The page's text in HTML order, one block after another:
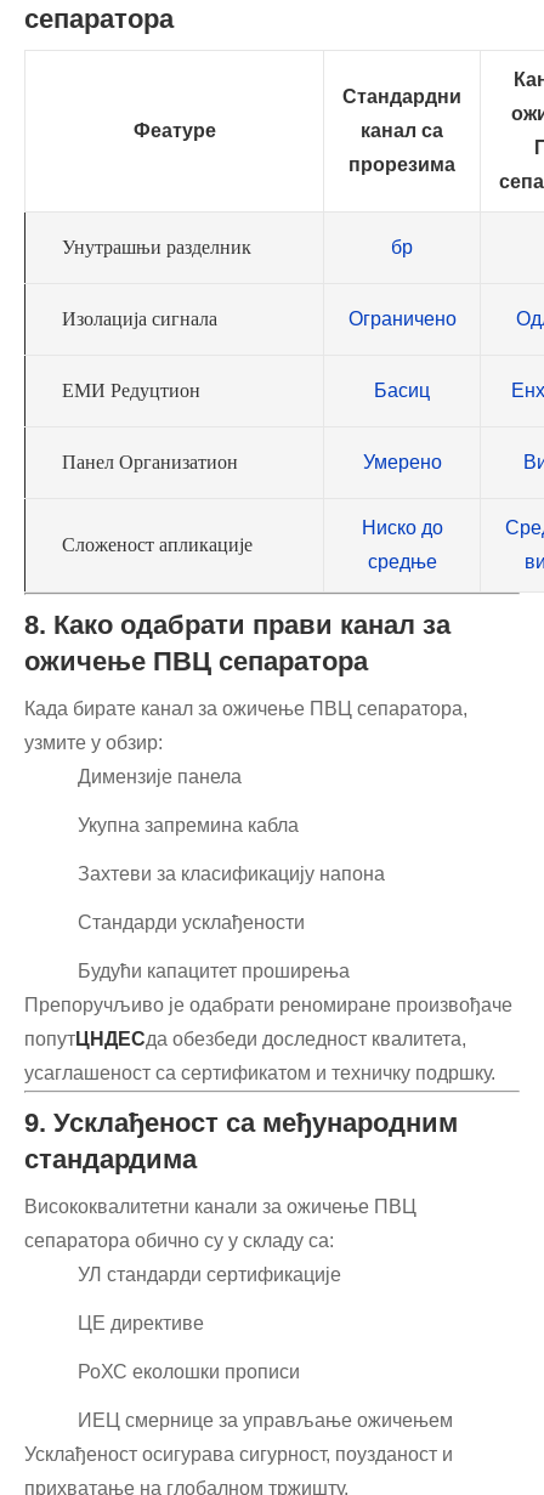
сепаратора
Феатуре
Стандардни
канал са
прорезима
Унутрашњи разделник бр
Изолација сигнала Ограничено
ЕМИ Редуцтион Басиц
Панел Организатион Умерено
Сложеност апликације
Ниско до
средње
8. Како одабрати прави канал за
ожичење ПВЦ сепаратора
Када бирате канал за ожичење ПВЦ сепаратора,
узмите у обзир:
Димензије панела
Укупна запремина кабла
Захтеви за класификацију напона
Стандарди усклађености
Будући капацитет проширења
Препоручљиво је одабрати реномиране произвођаче
попутЦНДЕСда обезбеди доследност квалитета,
усаглашеност са сертификатом и техничку подршку.
9. Усклађеност са међународним
стандардима
Висококвалитетни канали за ожичење ПВЦ
сепаратора обично су у складу са:
УЛ стандарди сертификације
ЦЕ директиве
РоХС еколошки прописи
ИЕЦ смернице за управљање ожичењем
Усклађеност осигурава сигурност, поузданост и
прихватање на глобалном тржишту.